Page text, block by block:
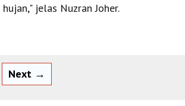
jelas Nuzran Joher.
Next →